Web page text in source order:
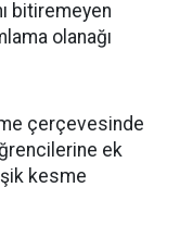
bitiremeyen
olanağı
çerçevesinde
ek
kesme